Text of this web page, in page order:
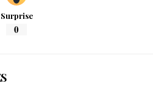
Surprise
0